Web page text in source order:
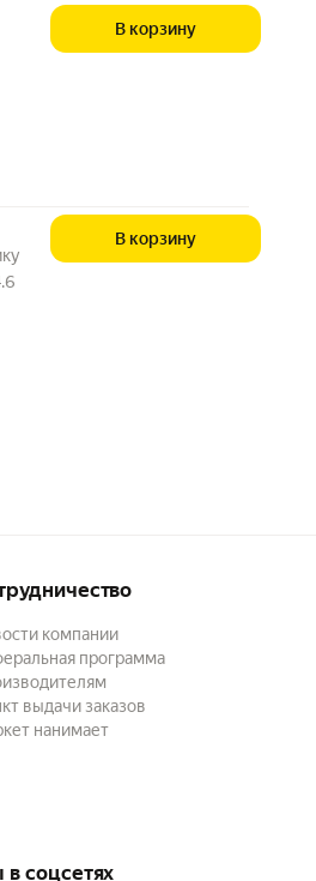
₽ вместо
В корзину
₽ вместо
В корзину
компании
программа
выдачи заказов
нанимает
соцсетях